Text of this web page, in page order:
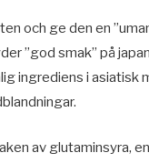
och ge den en
”god smak” på
ingrediens i asiatisk
av glutaminsyra,